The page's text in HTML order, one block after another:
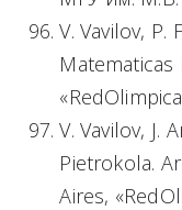
V. Vavilov, P.
V. Vavilov, J.
Pietrokola.
Aires,